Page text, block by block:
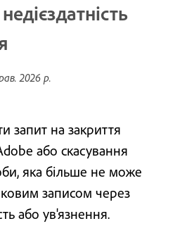
2026 р.
запит на закриття
або скасування
яка більше не може
записом через
або ув'язнення.